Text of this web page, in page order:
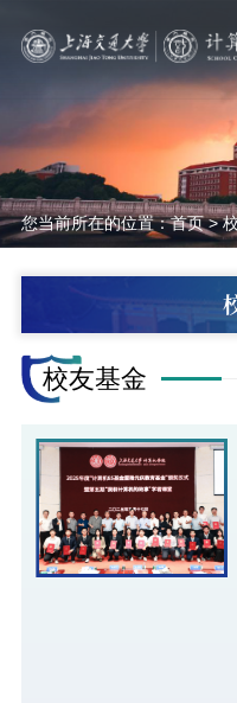
您当前所在的位置：首页>
校友基金